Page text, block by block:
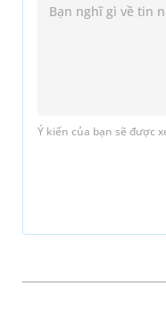
Ý kiến của bạn sẽ được